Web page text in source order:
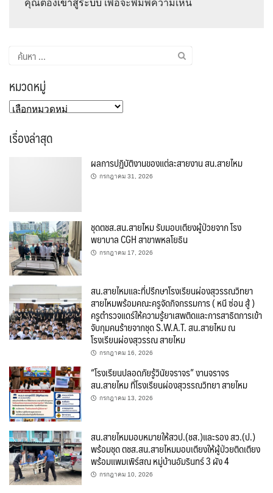
คุณต้องเข้าสู่ระบบ เพื่อจะพิมพ์ความเห็น
ค้นหา
สำหรับ:
หมวดหมู่
หมวด
เรื่องล่าสุด
ผลการปฏิบัติงานของแต่ละสายงาน สน.สายไหม
กรกฎาคม 31, 2026
ชุดตชส.สน.สายไหม รับมอบเตียงผู้ป่วยจาก โรง
พยาบาล CGH สาขาพหลโยธิน
กรกฎาคม 17, 2026
สน.สายไหมและที่ปรึกษาโรงเรียนผ่องสุวรรณวิทยา
สายไหมพร้อมคณะครูจัดกิจกรรมการ ( หนี ซ่อน สู้ )
ครูตำรวจแดร์ให้ความรู้ยาเสพติดและการสาธิตการเข้า
จับกุมคนร้ายจากชุด S.W.A.​T.​ สน.สายไหม ณ
โรงเรียนผ่องสุวรรณ สายไหม
กรกฎาคม 16, 2026
“โรงเรียนปลอดภัยรู้วินัยจราจร” งานจราจร
สน.สายไหม ที่โรงเรียนผ่องสุวรรณวิทยา สายไหม
กรกฎาคม 13, 2026
สน.สายไหมมอบหมายให้สวป.(ชส.)และรอง สว.(ป.)
พร้อมชุด ตชส.สน.สายไหมมอบเตียงให้ผู้ป่วยติดเตียง
พร้อมแพมเพิร์สณ หมู่บ้านอัมรินทร์ 3 ผัง 4
กรกฎาคม 10, 2026